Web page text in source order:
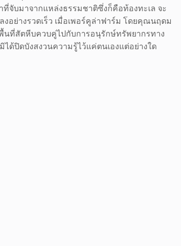
จับมาจากแหล่งธรรมชาติซึ่งก็คือท้องทะเล จะ
อย่างรวดเร็ว เมื่อเพอร์คูล่าฟาร์ม โดยคุณนฤดม
พื้นที่สัตหีบควบคู่ไปกับการอนุรักษ์ทรัพยากรทาง
ด้ปิดบังสงวนความรู้ไว้แค่ตนเองแต่อย่างใด